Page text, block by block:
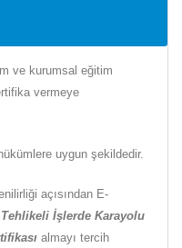
ve kurumsal eğitim
vermeye
uygun şekildedir.
açısından E-
İşlerde Karayolu
almayı tercih